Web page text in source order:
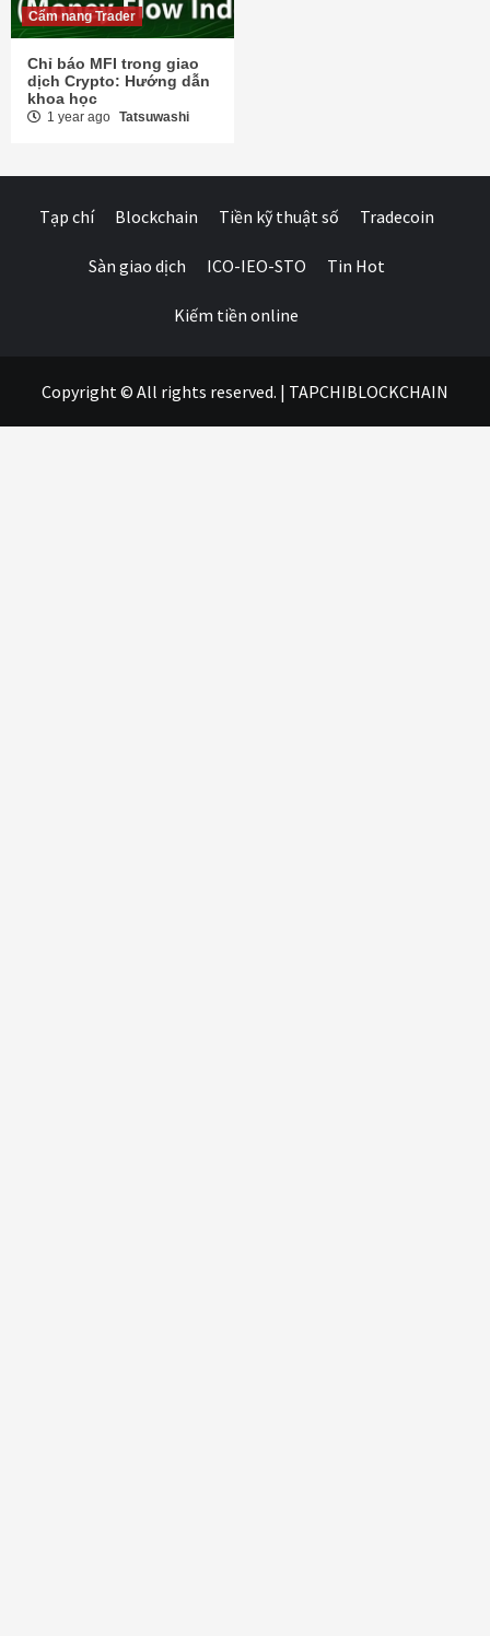
Cẩm nang Trader
Chỉ báo MFI trong giao
dịch Crypto: Hướng dẫn
khoa học
1 year ago Tatsuwashi
Tạp chí Blockchain Tiền kỹ thuật số Tradecoin
Sàn giao dịch ICO-IEO-STO Tin Hot
Kiếm tiền online
Copyright © All rights reserved. | TAPCHIBLOCKCHAIN